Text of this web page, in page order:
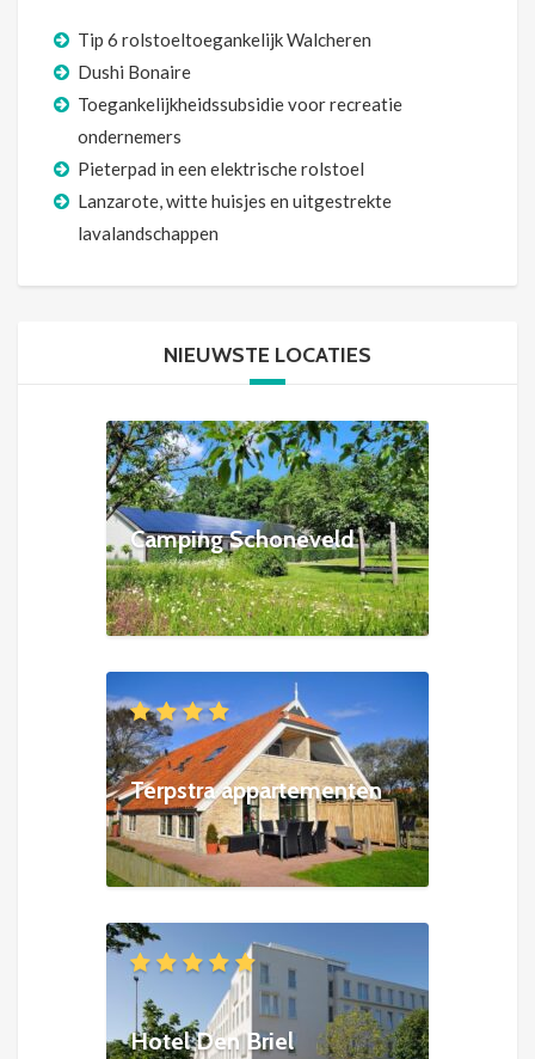
Tip 6 rolstoeltoegankelijk Walcheren
Dushi Bonaire
Toegankelijkheidssubsidie voor recreatie
ondernemers
Pieterpad in een elektrische rolstoel
Lanzarote, witte huisjes en uitgestrekte
lavalandschappen
NIEUWSTE LOCATIES
Camping Schoneveld
Terpstra appartementen
Hotel Den Briel